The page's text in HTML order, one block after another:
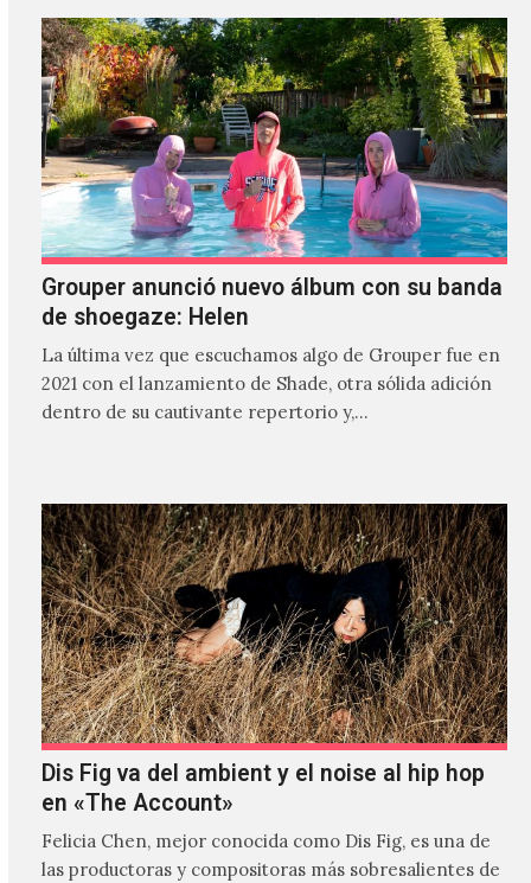
Grouper anunció nuevo álbum con su banda
de shoegaze: Helen
La última vez que escuchamos algo de Grouper fue en
2021 con el lanzamiento de Shade, otra sólida adición
dentro de su cautivante repertorio y,…
Dis Fig va del ambient y el noise al hip hop
en «The Account»
Felicia Chen, mejor conocida como Dis Fig, es una de
las productoras y compositoras más sobresalientes de